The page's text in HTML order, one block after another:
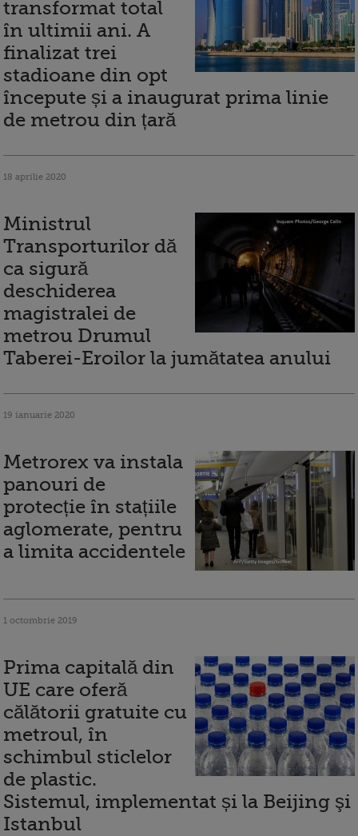
transformat total
în ultimii ani. A
finalizat trei
stadioane din opt
începute și a inaugurat prima linie
de metrou din țară
18 aprilie 2020
Ministrul
Transporturilor dă
ca sigură
deschiderea
magistralei de
metrou Drumul
Taberei-Eroilor la jumătatea anului
19 ianuarie 2020
Metrorex va instala
panouri de
protecție în stațiile
aglomerate, pentru
a limita accidentele
1 octombrie 2019
Prima capitală din
UE care oferă
călătorii gratuite cu
metroul, în
schimbul sticlelor
de plastic.
Sistemul, implementat și la Beijing şi
Istanbul